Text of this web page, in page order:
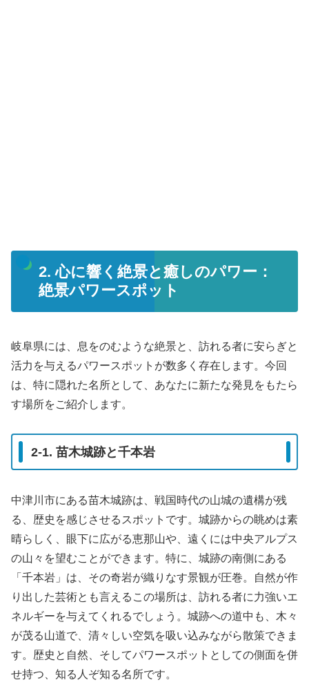
2. 心に響く絶景と癒しのパワー：
絶景パワースポット
岐阜県には、息をのむような絶景と、訪れる者に安らぎと
活力を与えるパワースポットが数多く存在します。今回
は、特に隠れた名所として、あなたに新たな発見をもたら
す場所をご紹介します。
2-1. 苗木城跡と千本岩
中津川市にある苗木城跡は、戦国時代の山城の遺構が残
る、歴史を感じさせるスポットです。城跡からの眺めは素
晴らしく、眼下に広がる恵那山や、遠くには中央アルプス
の山々を望むことができます。特に、城跡の南側にある
「千本岩」は、その奇岩が織りなす景観が圧巻。自然が作
り出した芸術とも言えるこの場所は、訪れる者に力強いエ
ネルギーを与えてくれるでしょう。城跡への道中も、木々
が茂る山道で、清々しい空気を吸い込みながら散策できま
す。歴史と自然、そしてパワースポットとしての側面を併
せ持つ、知る人ぞ知る名所です。